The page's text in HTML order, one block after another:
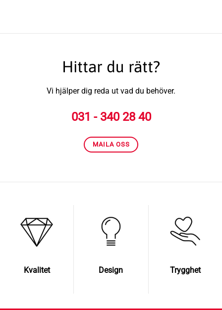
Hittar du rätt?
Vi hjälper dig reda ut vad du behöver.
031 - 340 28 40
MAILA OSS
Kvalitet Design Trygghet